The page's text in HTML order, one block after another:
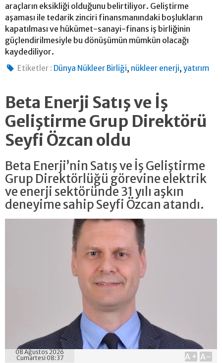
araçların eksikliği olduğunu belirtiliyor. Geliştirme
aşaması ile tedarik zinciri finansmanındaki boşlukların
kapatılması ve hükümet-sanayi-finans iş birliğinin
güçlendirilmesiyle bu dönüşümün mümkün olacağı
kaydediliyor.
Etiketler : Dünya Nükleer Birliği, nükleer enerji,yatırım
Beta Enerji Satış ve İş
Geliştirme Grup Direktörü
Seyfi Özcan oldu
Beta Enerji’nin Satış ve İş Geliştirme
Grup Direktörlüğü görevine elektrik
ve enerji sektöründe 31 yılı aşkın
deneyime sahip Seyfi Özcan atandı.
08 Ağustos 2026
Cumartesi 08:37
A+ A-